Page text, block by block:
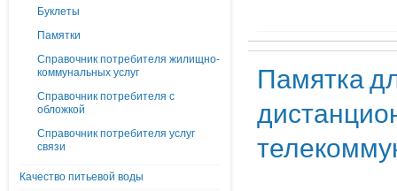
Буклеты
Памятки
Справочник потребителя жилищно-
коммунальных услуг
Справочник потребителя с
обложкой
Справочник потребителя услуг
связи
Качество питьевой воды
Памятка